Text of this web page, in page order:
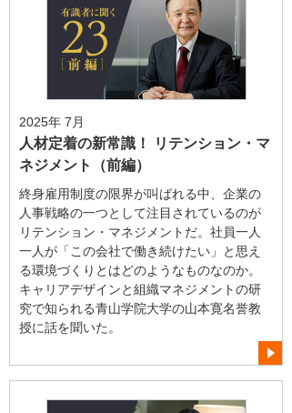
2025年 7月
人材定着の新常識！ リテンション・マ
ネジメント（前編）
終身雇用制度の限界が叫ばれる中、企業の
人事戦略の一つとして注目されているのが
リテンション・マネジメントだ。社員一人
一人が「この会社で働き続けたい」と思え
る環境づくりとはどのようなものなのか。
キャリアデザインと組織マネジメントの研
究で知られる青山学院大学の山本寛名誉教
授に話を聞いた。